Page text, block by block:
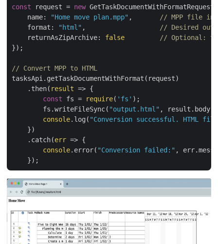
const request = new
name: "Home move plan.mpp" ,
// MPP file in
format : "html" ,
// Desired
returnAsZipArchive: false
// Optional:
});
// Convert MPP to HTML
tasksApi.getTaskDocumentWithFormat(request)
    .then(
result => {
const fs = require( 'fs' );
        fs.writeFileSync(
"output.html" , result.body);
console.log( "Conversion successful. HTML
    })
    .catch(
err => {
console.error( "Conversion failed:" ,